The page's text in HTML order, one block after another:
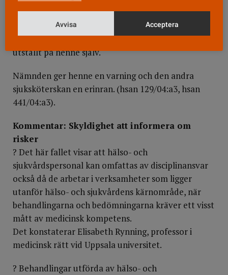
Den enaav dem injicerade dessutom vid tre
tillfällen kortison för att lindra de biverkningar som
hade uppstått. Det kortison hon använde var
utställt på henne själv.
Nämnden ger henne en varning och den andra
sjuksköterskan en erinran. (hsan 129/04:a3, hsan
441/04:a3).
Kommentar: Skyldighet att informera om
risker
? Det här fallet visar att hälso- och
sjukvårdspersonal kan omfattas av disciplinansvar
också då de arbetar i verksamheter som ligger
utanför hälso- och sjukvårdens kärnområde, när
behandlingarna och bedömningarna kräver ett visst
mått av medicinsk kompetens.
Det konstaterar Elisabeth Rynning, professor i
medicinsk rätt vid Uppsala universitet.
? Behandlingar utförda av hälso- och
Avvisa Acceptera